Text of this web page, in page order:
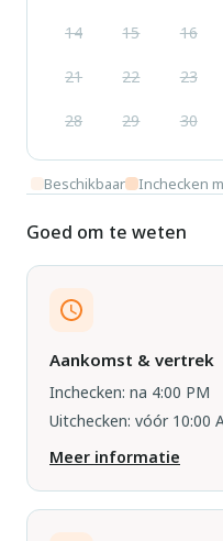
14 15 16
21 22 23
28 29 30
Beschikbaar Inchecken
Goed om te weten
Aankomst & vertrek
Inchecken: na 4:00 PM
Uitchecken: vóór 10:00
Meer informatie